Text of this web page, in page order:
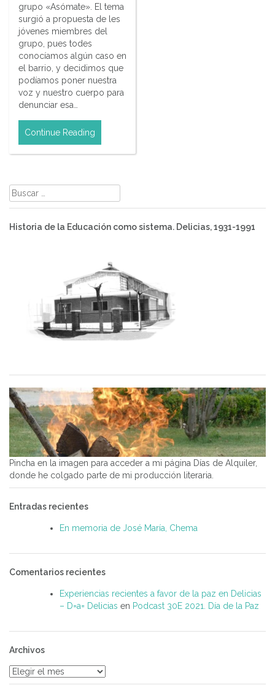
grupo «Asómate». El tema
surgió a propuesta de les
jóvenes miembres del
grupo, pues todes
conocíamos algún caso en
el barrio, y decidimos que
podíamos poner nuestra
voz y nuestro cuerpo para
denunciar esa…
Continue Reading
Buscar:
Historia de la Educación como sistema. Delicias, 1931-1991
Pincha en la imagen para acceder a mi página Días de Alquiler,
donde he colgado parte de mi producción literaria.
Entradas recientes
En memoria de José María, Chema
Comentarios recientes
Experiencias recientes a favor de la paz en Delicias
– D=a= Delicias en Podcast 30E 2021. Día de la Paz
Archivos
Archivos